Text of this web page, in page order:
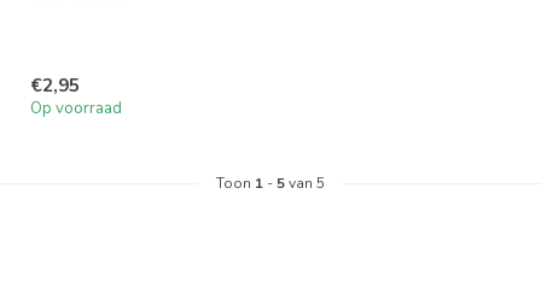
€2,95
Op voorraad
Toon 1 -5van 5